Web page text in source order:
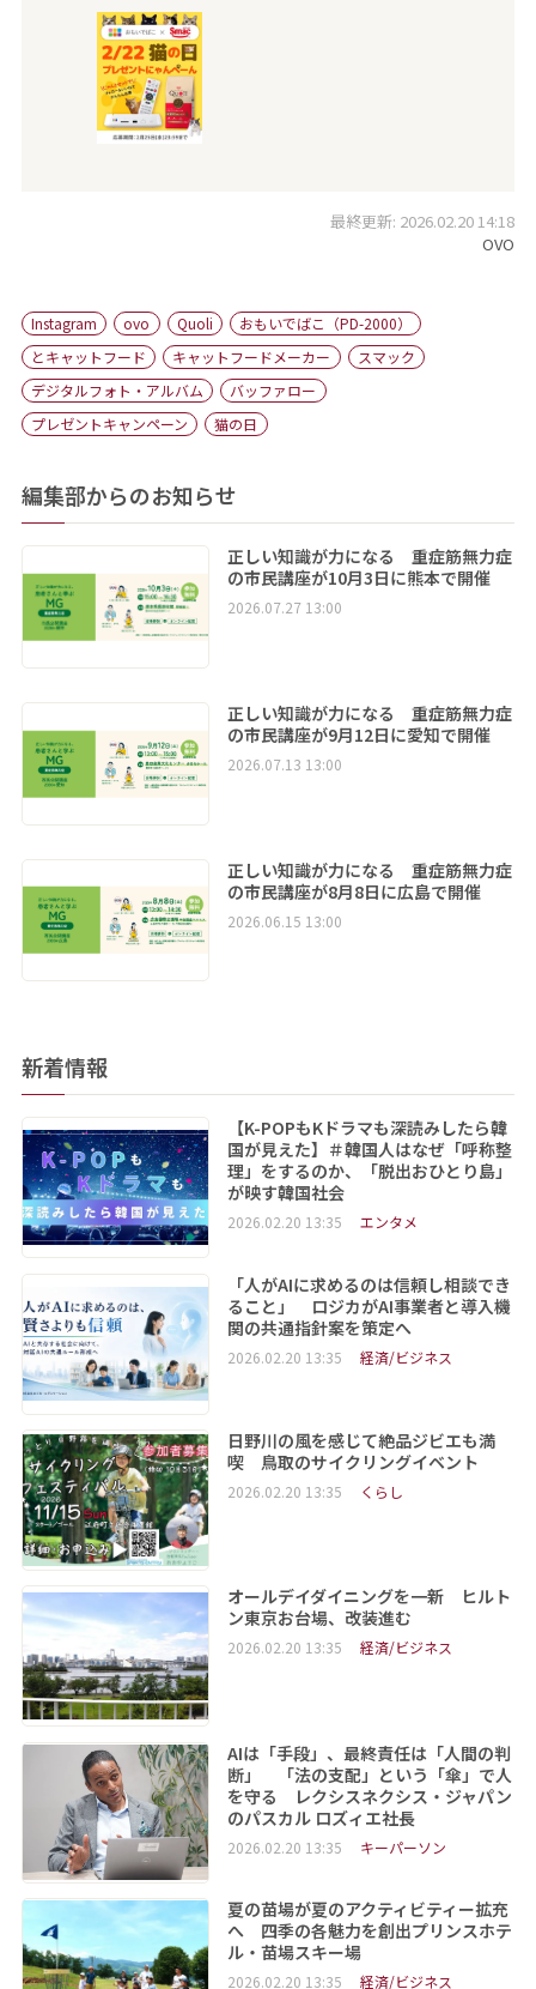
最終更新: 2026.02.20 14:18
OVO
Instagram ovo Quoli
おもいでばこ（PD-2000）
とキャットフード
キャットフードメーカー
スマック
デジタルフォト・アルバム
バッファロー
プレゼントキャンペーン
猫の日
編集部からのお知らせ
正しい知識が力になる 重症筋無力症
の市民講座が10月3日に熊本で開催
2026.07.27 13:00
正しい知識が力になる 重症筋無力症
の市民講座が9月12日に愛知で開催
2026.07.13 13:00
正しい知識が力になる 重症筋無力症
の市民講座が8月8日に広島で開催
2026.06.15 13:00
新着情報
【K-POPもKドラマも深読みしたら韓
国が見えた】＃韓国人はなぜ「呼称整
理」をするのか、「脱出おひとり島」
が映す韓国社会
2026.02.20 13:35 エンタメ
「人がAIに求めるのは信頼し相談でき
ること」 ロジカがAI事業者と導入機
関の共通指針案を策定へ
2026.02.20 13:35 経済/ビジネス
日野川の風を感じて絶品ジビエも満
喫 鳥取のサイクリングイベント
2026.02.20 13:35 くらし
オールデイダイニングを一新 ヒルト
ン東京お台場、改装進む
2026.02.20 13:35 経済/ビジネス
AIは「手段」、最終責任は「人間の判
断」 「法の支配」という「傘」で人
を守る レクシスネクシス・ジャパン
のパスカル ロズィエ社長
2026.02.20 13:35 キーパーソン
夏の苗場が夏のアクティビティー拡充
へ 四季の各魅力を創出プリンスホテ
ル・苗場スキー場
2026.02.20 13:35 経済/ビジネス